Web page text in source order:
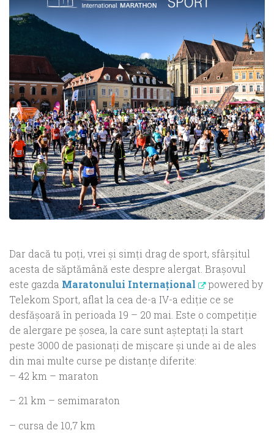
Dar dacă tu poţi, vrei şi simți drag de sport, sfârșitul
acesta de săptămână este despre alergat. Brașovul
este gazda Maratonului Internațional
powered by
Telekom Sport, aflat la cea de-a IV-a ediţie ce se
desfăşoară în perioada 19 – 20 mai. Este o competiție
de alergare pe şosea, la care sunt aşteptaţi la start
peste 3000 de pasionaţi de mişcare şi unde ai de ales
din mai multe curse pe distanţe diferite:
– 42 km – maraton
– 21 km – semimaraton
– cursa de 10,7 km